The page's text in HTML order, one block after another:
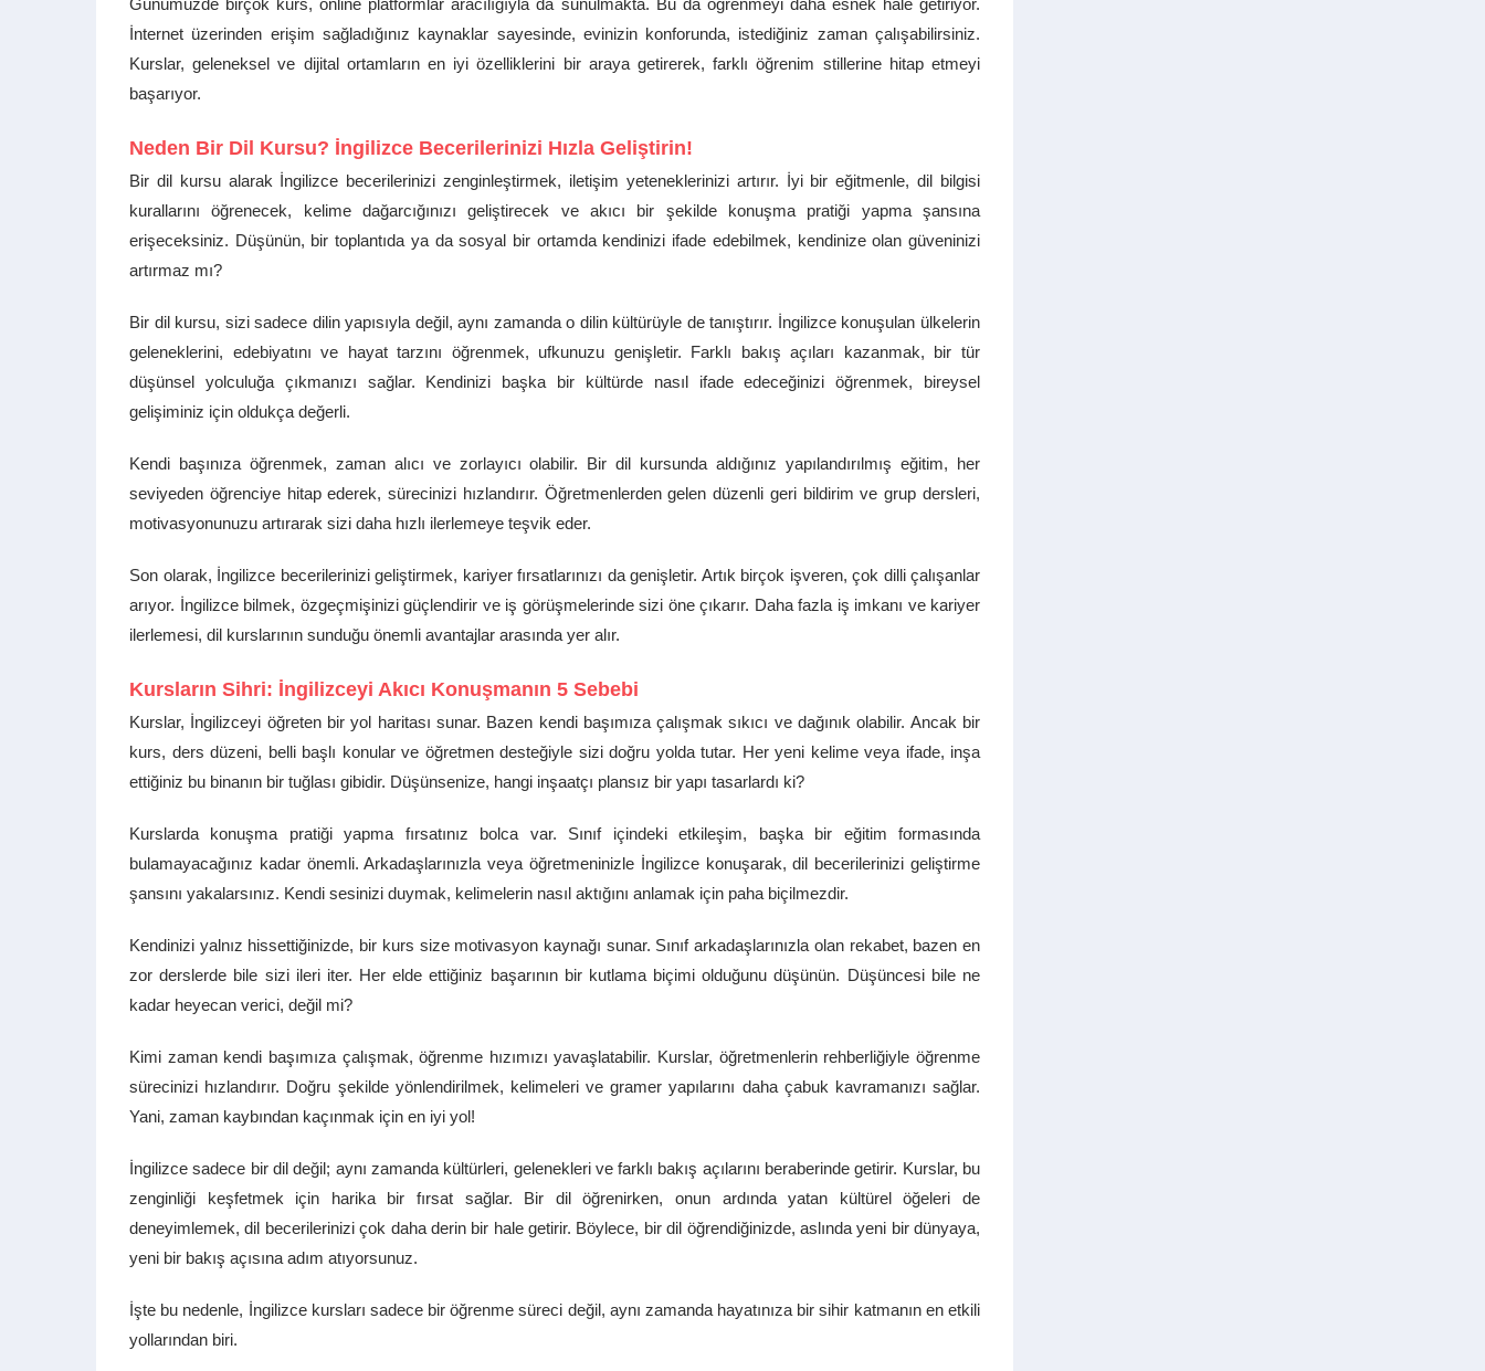
Günümüzde birçok kurs, online platformlar aracılığıyla da sunulmakta. Bu da öğrenmeyi daha esnek hale getiriyor.
İnternet üzerinden erişim sağladığınız kaynaklar sayesinde, evinizin konforunda, istediğiniz zaman çalışabilirsiniz.
Kurslar, geleneksel ve dijital ortamların en iyi özelliklerini bir araya getirerek, farklı öğrenim stillerine hitap etmeyi
başarıyor.
Neden Bir Dil Kursu? İngilizce Becerilerinizi Hızla Geliştirin!
Bir dil kursu alarak İngilizce becerilerinizi zenginleştirmek, iletişim yeteneklerinizi artırır. İyi bir eğitmenle, dil bilgisi
kurallarını öğrenecek, kelime dağarcığınızı geliştirecek ve akıcı bir şekilde konuşma pratiği yapma şansına
erişeceksiniz. Düşünün, bir toplantıda ya da sosyal bir ortamda kendinizi ifade edebilmek, kendinize olan güveninizi
artırmaz mı?
Bir dil kursu, sizi sadece dilin yapısıyla değil, aynı zamanda o dilin kültürüyle de tanıştırır. İngilizce konuşulan ülkelerin
geleneklerini, edebiyatını ve hayat tarzını öğrenmek, ufkunuzu genişletir. Farklı bakış açıları kazanmak, bir tür
düşünsel yolculuğa çıkmanızı sağlar. Kendinizi başka bir kültürde nasıl ifade edeceğinizi öğrenmek, bireysel
gelişiminiz için oldukça değerli.
Kendi başınıza öğrenmek, zaman alıcı ve zorlayıcı olabilir. Bir dil kursunda aldığınız yapılandırılmış eğitim, her
seviyeden öğrenciye hitap ederek, sürecinizi hızlandırır. Öğretmenlerden gelen düzenli geri bildirim ve grup dersleri,
motivasyonunuzu artırarak sizi daha hızlı ilerlemeye teşvik eder.
Son olarak, İngilizce becerilerinizi geliştirmek, kariyer fırsatlarınızı da genişletir. Artık birçok işveren, çok dilli çalışanlar
arıyor. İngilizce bilmek, özgeçmişinizi güçlendirir ve iş görüşmelerinde sizi öne çıkarır. Daha fazla iş imkanı ve kariyer
ilerlemesi, dil kurslarının sunduğu önemli avantajlar arasında yer alır.
Kursların Sihri: İngilizceyi Akıcı Konuşmanın 5 Sebebi
Kurslar, İngilizceyi öğreten bir yol haritası sunar. Bazen kendi başımıza çalışmak sıkıcı ve dağınık olabilir. Ancak bir
kurs, ders düzeni, belli başlı konular ve öğretmen desteğiyle sizi doğru yolda tutar. Her yeni kelime veya ifade, inşa
ettiğiniz bu binanın bir tuğlası gibidir. Düşünsenize, hangi inşaatçı plansız bir yapı tasarlardı ki?
Kurslarda konuşma pratiği yapma fırsatınız bolca var. Sınıf içindeki etkileşim, başka bir eğitim formasında
bulamayacağınız kadar önemli. Arkadaşlarınızla veya öğretmeninizle İngilizce konuşarak, dil becerilerinizi geliştirme
şansını yakalarsınız. Kendi sesinizi duymak, kelimelerin nasıl aktığını anlamak için paha biçilmezdir.
Kendinizi yalnız hissettiğinizde, bir kurs size motivasyon kaynağı sunar. Sınıf arkadaşlarınızla olan rekabet, bazen en
zor derslerde bile sizi ileri iter. Her elde ettiğiniz başarının bir kutlama biçimi olduğunu düşünün. Düşüncesi bile ne
kadar heyecan verici, değil mi?
Kimi zaman kendi başımıza çalışmak, öğrenme hızımızı yavaşlatabilir. Kurslar, öğretmenlerin rehberliğiyle öğrenme
sürecinizi hızlandırır. Doğru şekilde yönlendirilmek, kelimeleri ve gramer yapılarını daha çabuk kavramanızı sağlar.
Yani, zaman kaybından kaçınmak için en iyi yol!
İngilizce sadece bir dil değil; aynı zamanda kültürleri, gelenekleri ve farklı bakış açılarını beraberinde getirir. Kurslar, bu
zenginliği keşfetmek için harika bir fırsat sağlar. Bir dil öğrenirken, onun ardında yatan kültürel öğeleri de
deneyimlemek, dil becerilerinizi çok daha derin bir hale getirir. Böylece, bir dil öğrendiğinizde, aslında yeni bir dünyaya,
yeni bir bakış açısına adım atıyorsunuz.
İşte bu nedenle, İngilizce kursları sadece bir öğrenme süreci değil, aynı zamanda hayatınıza bir sihir katmanın en etkili
yollarından biri.